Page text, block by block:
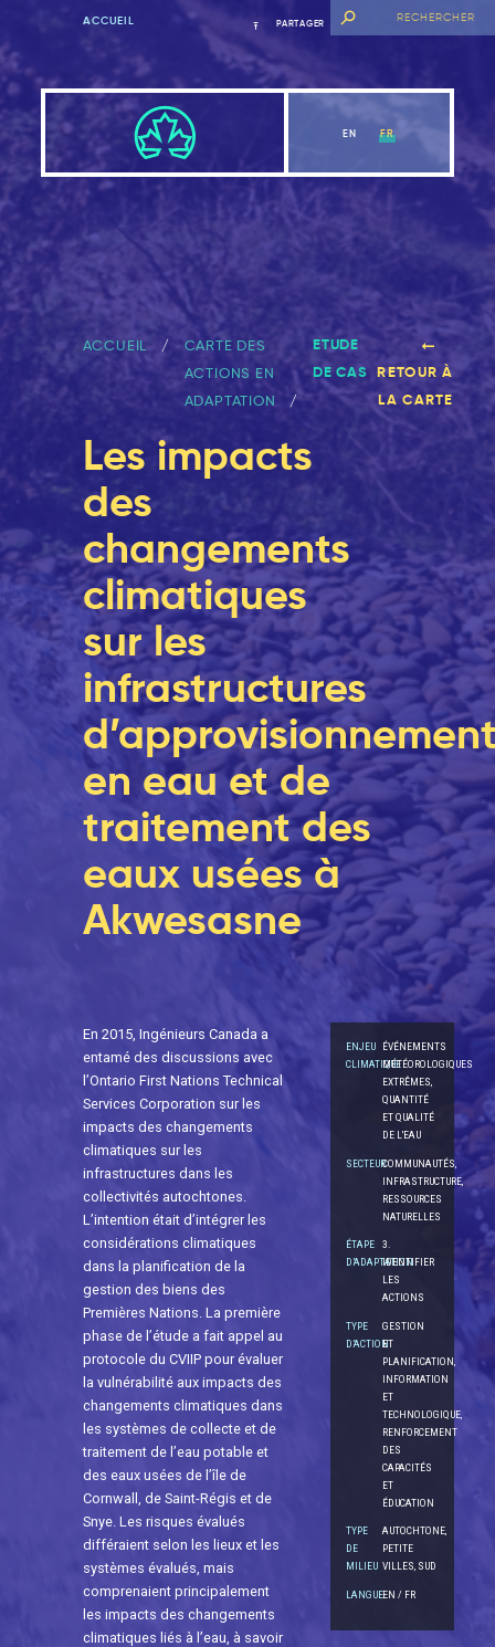
ACCUEIL PARTAGER
EN FR
ACCUEIL
CARTE DES
ACTIONS EN
ADAPTATION
ETUDE
DE CAS RETOUR À
LA CARTE
Les impacts
des
changements
climatiques
sur les
infrastructures
en eau et de
traitement des
eaux usées à
Akwesasne
En 2015, Ingénieurs Canada a
entamé des discussions avec
l’Ontario First Nations Technical
Services Corporation sur les
impacts des changements
climatiques sur les
infrastructures dans les
collectivités autochtones.
L’intention était d’intégrer les
considérations climatiques
dans la planification de la
gestion des biens des
Premières Nations. La première
phase de l’étude a fait appel au
protocole du CVIIP pour évaluer
la vulnérabilité aux impacts des
changements climatiques dans
les systèmes de collecte et de
traitement de l’eau potable et
des eaux usées de l’île de
Cornwall, de Saint-Régis et de
Snye. Les risques évalués
différaient selon les lieux et les
systèmes évalués, mais
comprenaient principalement
les impacts des changements
climatiques liés à l’eau, à savoir
ENJEU
CLIMATIQUE
ÉVÉNEMENTS
MÉTÉOROLOGIQUES
EXTRÊMES,
QUANTITÉ
ET QUALITÉ
DE L'EAU
SECTEURCOMMUNAUTÉS,
INFRASTRUCTURE,
RESSOURCES
NATURELLES
ÉTAPE
D’ADAPTATION
3.
IDENTIFIER
LES
ACTIONS
TYPE
D’ACTION
GESTION
ET
PLANIFICATION,
INFORMATION
ET
TECHNOLOGIQUE,
RENFORCEMENT
DES
CAPACITÉS
ET
ÉDUCATION
TYPE
DE
MILIEU
AUTOCHTONE,
PETITE
VILLES, SUD
LANGUEEN / FR